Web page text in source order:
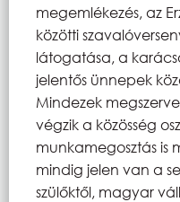
megemlékezés, az
közötti
látogatása, a
jelentős ünnepek
Mindezek
végzik a közösség
munkamegosztás is
mindig jelen van a
szülőktől, magyar